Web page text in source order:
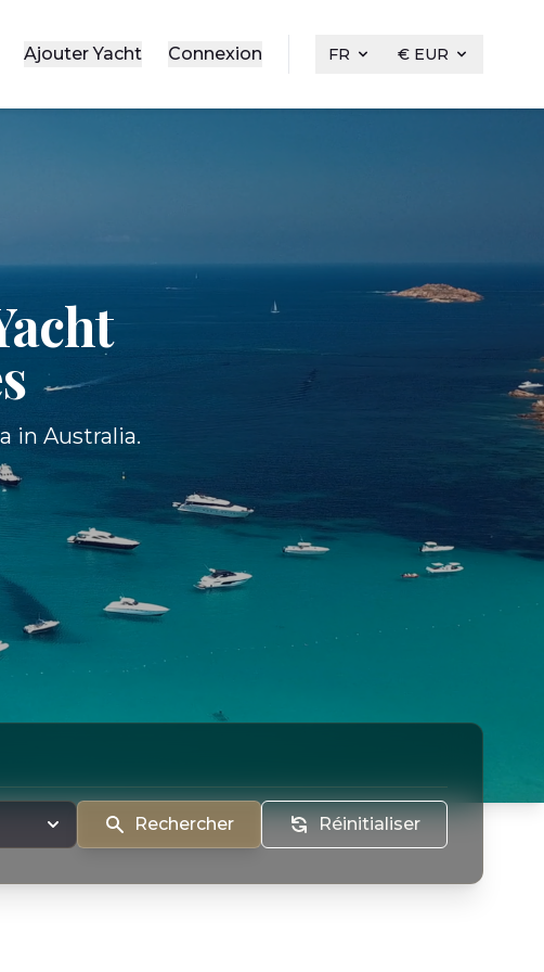
Ajouter Yacht Connexion FR € EUR
in Australia.
Rechercher Réinitialiser